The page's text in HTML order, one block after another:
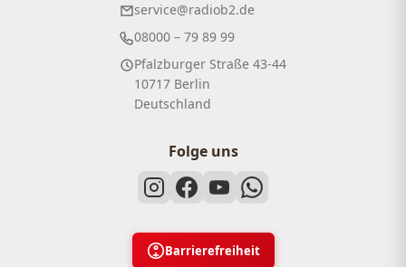
service@radiob2.de
08000 – 79 89 99
Pfalzburger Straße 43-44
10717 Berlin
Deutschland
Folge uns
Barrierefreiheit